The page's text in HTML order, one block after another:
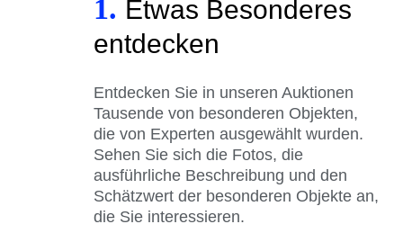
1. Etwas Besonderes
entdecken
Entdecken Sie in unseren Auktionen
Tausende von besonderen Objekten,
die von Experten ausgewählt wurden.
Sehen Sie sich die Fotos, die
ausführliche Beschreibung und den
Schätzwert der besonderen Objekte an,
die Sie interessieren.